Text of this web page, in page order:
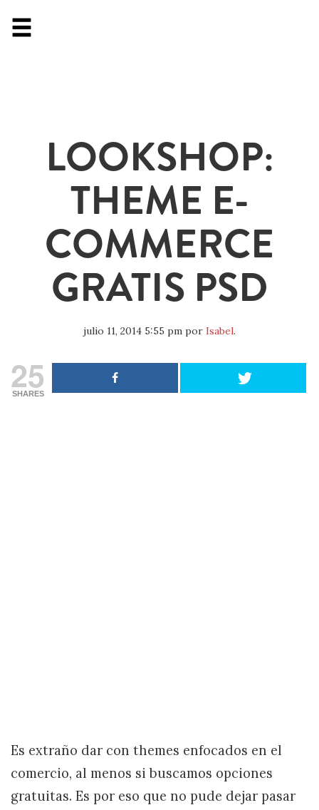
LOOKSHOP:
THEME E-
COMMERCE
GRATIS PSD
julio 11, 2014 5:55 pm por Isabel.
25
SHARES
Es extraño dar con themes enfocados en el
comercio, al menos si buscamos opciones
gratuitas. Es por eso que no pude dejar pasar